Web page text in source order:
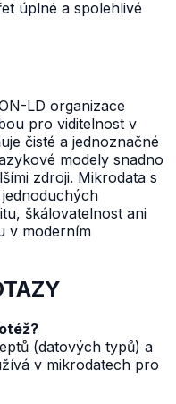
úplné a spolehlivé
LD organizace
pro viditelnost v
čisté a jednoznačné
modely snadno
zdroji. Mikrodata s
škálovatelnost ani
v moderním
(datových typů) a
v mikrodatech pro